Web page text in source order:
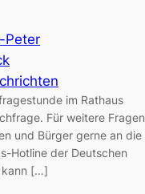
Peter
im Rathaus
Für weitere Fragen
und Bürger gerne an die
Hotline der Deutschen
kann […]